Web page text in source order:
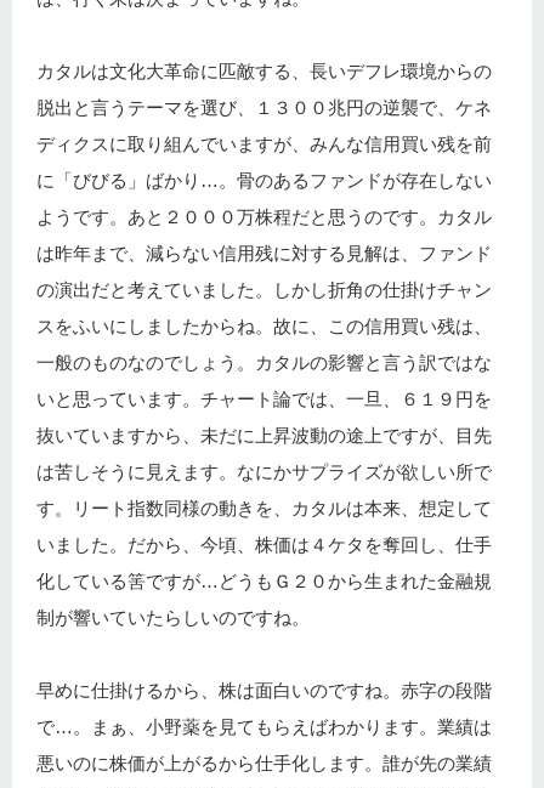
カタルは文化大革命に匹敵する、長いデフレ環境からの
脱出と言うテーマを選び、１３００兆円の逆襲で、ケネ
ディクスに取り組んでいますが、みんな信用買い残を前
に「びびる」ばかり…。骨のあるファンドが存在しない
ようです。あと２０００万株程だと思うのです。カタル
は昨年まで、減らない信用残に対する見解は、ファンド
の演出だと考えていました。しかし折角の仕掛けチャン
スをふいにしましたからね。故に、この信用買い残は、
一般のものなのでしょう。カタルの影響と言う訳ではな
いと思っています。チャート論では、一旦、６１９円を
抜いていますから、未だに上昇波動の途上ですが、目先
は苦しそうに見えます。なにかサプライズが欲しい所で
す。リート指数同様の動きを、カタルは本来、想定して
いました。だから、今頃、株価は４ケタを奪回し、仕手
化している筈ですが…どうもＧ２０から生まれた金融規
制が響いていたらしいのですね。
早めに仕掛けるから、株は面白いのですね。赤字の段階
で…。まぁ、小野薬を見てもらえばわかります。業績は
悪いのに株価が上がるから仕手化します。誰が先の業績